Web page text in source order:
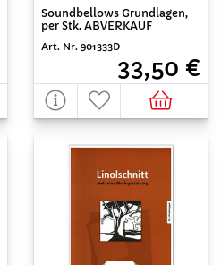
Soundbellows Grundlagen,
per Stk. ABVERKAUF
Art. Nr. 901333D
33,50 €